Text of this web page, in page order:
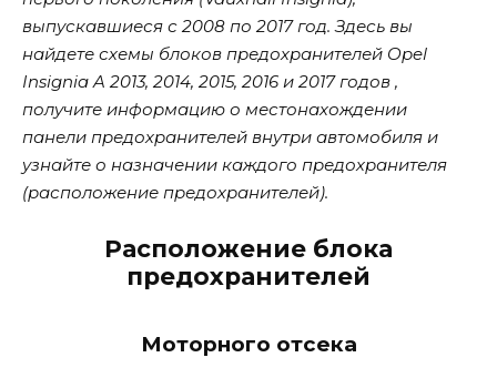
выпускавшиеся с 2008 по 2017 год. Здесь вы
найдете схемы блоков предохранителей Opel
Insignia A 2013, 2014, 2015, 2016 и 2017 годов ,
получите информацию о местонахождении
панели предохранителей внутри автомобиля и
узнайте о назначении каждого предохранителя
(расположение предохранителей).
Расположение блока
предохранителей
Моторного отсека